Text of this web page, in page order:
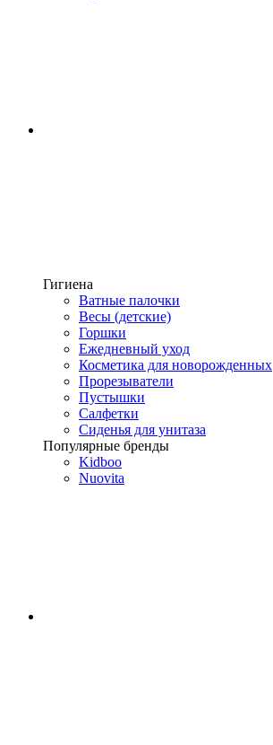
Гигиена
Ватные палочки
Весы (детские)
Горшки
Ежедневный уход
Косметика для новорожденных
Прорезыватели
Пустышки
Салфетки
Сиденья для унитаза
Популярные бренды
Kidboo
Nuovita